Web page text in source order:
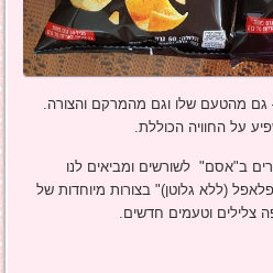
גם מהטעם שלו וגם מהמרקם והצורה.
על החוויה הכוללת.
ב"אסם" לשורשים ומביאים לנו
(ללא גלוטן)" בצורות מיוחדות של
צלילים וטעמים חדשים.